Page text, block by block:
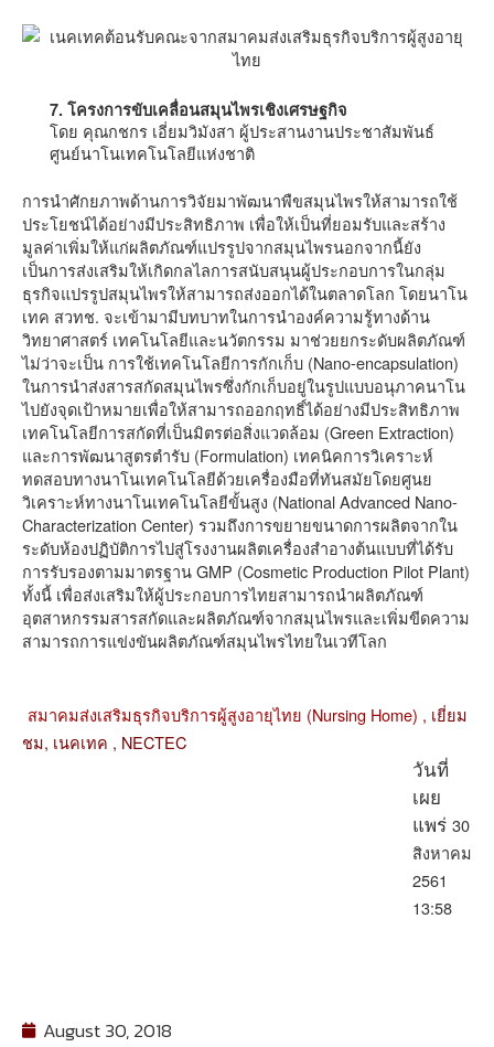
7. โครงการขับเคลื่อนสมุนไพรเชิงเศรษฐกิจ
โดย คุณกชกร เอี่ยมวิมังสา ผู้ประสานงานประชาสัมพันธ์
ศูนย์นาโนเทคโนโลยีแห่งชาติ
การนำศักยภาพด้านการวิจัยมาพัฒนาพืขสมุนไพรให้สามารถใช้
ประโยชน์ได้อย่างมีประสิทธิภาพ เพื่อให้เป็นที่ยอมรับและสร้าง
มูลค่าเพิ่มให้แก่ผลิตภัณฑ์แปรรูปจากสมุนไพรนอกจากนี้ยัง
เป็นการส่งเสริมให้เกิดกลไลการสนับสนุนผู้ประกอบการในกลุ่ม
ธุรกิจแปรรูปสมุนไพรให้สามารถส่งออกได้ในตลาดโลก โดยนาโน
เทค สวทช. จะเข้ามามีบทบาทในการนำองค์ความรู้ทางด้าน
วิทยาศาสตร์ เทคโนโลยีและนวัตกรรม มาช่วยยกระดับผลิตภัณฑ์
ไม่ว่าจะเป็น การใช้เทคโนโลยีการกักเก็บ (Nano-encapsulation)
ในการนำส่งสารสกัดสมุนไพรซึ่งกักเก็บอยู่ในรูปแบบอนุภาคนาโน
ไปยังจุดเป้าหมายเพื่อให้สามารถออกฤทธิ์ได้อย่างมีประสิทธิภาพ
เทคโนโลยีการสกัดที่เป็นมิตรต่อสิ่งแวดล้อม (Green Extraction)
และการพัฒนาสูตรตำรับ (Formulation) เทคนิคการวิเคราะห์
ทดสอบทางนาโนเทคโนโลยีด้วยเครื่องมือที่ทันสมัยโดยศูนย
วิเคราะห์ทางนาโนเทคโนโลยีขั้นสูง (National Advanced Nano-
Characterization Center) รวมถึงการขยายขนาดการผลิตจากใน
ระดับห้องปฏิบัติการไปสู่โรงงานผลิตเครื่องสำอางต้นแบบที่ได้รับ
การรับรองตามมาตรฐาน GMP (Cosmetic Production Pilot Plant)
ทั้งนี้ เพื่อส่งเสริมให้ผู้ประกอบการไทยสามารถนำผลิตภัณฑ์
อุตสาหกรรมสารสกัดและผลิตภัณฑ์จากสมุนไพรและเพิ่มขีดความ
สามารถการแข่งขันผลิตภัณฑ์สมุนไพรไทยในเวทีโลก
สมาคมส่งเสริมธุรกิจบริการผู้สูงอายุไทย (Nursing Home) , เยี่ยม
ชม, เนคเทค , NECTEC
วันที่
เผย
แพร่ 30
สิงหาคม
2561
13:58
August 30, 2018